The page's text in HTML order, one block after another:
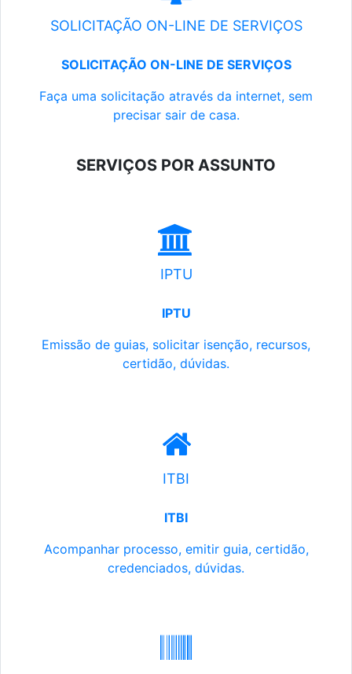
SOLICITAÇÃO ON-LINE DE SERVIÇOS
SOLICITAÇÃO ON-LINE DE SERVIÇOS
Faça uma solicitação através da internet, sem
precisar sair de casa.
SERVIÇOS POR ASSUNTO
IPTU
IPTU
Emissão de guias, solicitar isenção, recursos,
certidão, dúvidas.
ITBI
ITBI
Acompanhar processo, emitir guia, certidão,
credenciados, dúvidas.